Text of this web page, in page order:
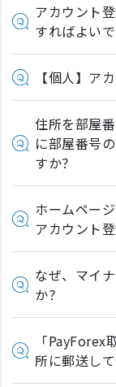
アカウント
すればよいで
【個人】ア
住所を部屋
に部屋番号
すか？
ホームペー
アカウント
なぜ、マイ
か？
「
所に郵送し